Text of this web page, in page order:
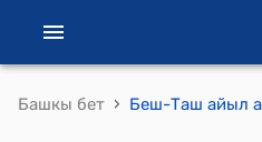
Башкы бет ›